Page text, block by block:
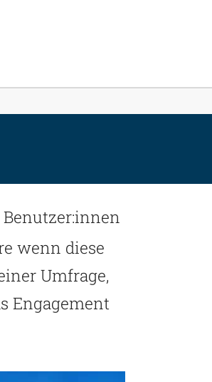
wenn diese
Umfrage,
Engagement